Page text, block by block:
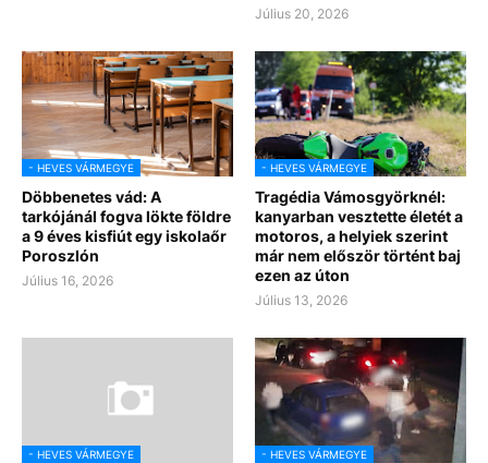
Július 20, 2026
- HEVES VÁRMEGYE
Döbbenetes vád: A
tarkójánál fogva lökte földre
a 9 éves kisfiút egy iskolaőr
Poroszlón
Július 16, 2026
- HEVES VÁRMEGYE
Tragédia Vámosgyörknél:
kanyarban vesztette életét a
motoros, a helyiek szerint
már nem először történt baj
ezen az úton
Július 13, 2026
- HEVES VÁRMEGYE - HEVES VÁRMEGYE